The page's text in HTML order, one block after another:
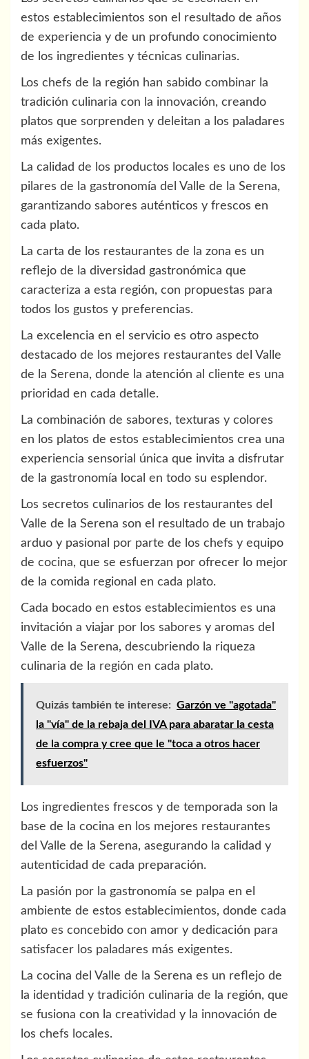
estos establecimientos son el resultado de años
de experiencia y de un profundo conocimiento
de los ingredientes y técnicas culinarias.
Los chefs de la región han sabido combinar la
tradición culinaria con la innovación, creando
platos que sorprenden y deleitan a los paladares
más exigentes.
La calidad de los productos locales es uno de los
pilares de la gastronomía del Valle de la Serena,
garantizando sabores auténticos y frescos en
cada plato.
La carta de los restaurantes de la zona es un
reflejo de la diversidad gastronómica que
caracteriza a esta región, con propuestas para
todos los gustos y preferencias.
La excelencia en el servicio es otro aspecto
destacado de los mejores restaurantes del Valle
de la Serena, donde la atención al cliente es una
prioridad en cada detalle.
La combinación de sabores, texturas y colores
en los platos de estos establecimientos crea una
experiencia sensorial única que invita a disfrutar
de la gastronomía local en todo su esplendor.
Los secretos culinarios de los restaurantes del
Valle de la Serena son el resultado de un trabajo
arduo y pasional por parte de los chefs y equipo
de cocina, que se esfuerzan por ofrecer lo mejor
de la comida regional en cada plato.
Cada bocado en estos establecimientos es una
invitación a viajar por los sabores y aromas del
Valle de la Serena, descubriendo la riqueza
culinaria de la región en cada plato.
Quizás también te interese: Garzón ve "agotada"
la "vía" de la rebaja del IVA para abaratar la cesta
de la compra y cree que le "toca a otros hacer
esfuerzos"
Los ingredientes frescos y de temporada son la
base de la cocina en los mejores restaurantes
del Valle de la Serena, asegurando la calidad y
autenticidad de cada preparación.
La pasión por la gastronomía se palpa en el
ambiente de estos establecimientos, donde cada
plato es concebido con amor y dedicación para
satisfacer los paladares más exigentes.
La cocina del Valle de la Serena es un reflejo de
la identidad y tradición culinaria de la región, que
se fusiona con la creatividad y la innovación de
los chefs locales.